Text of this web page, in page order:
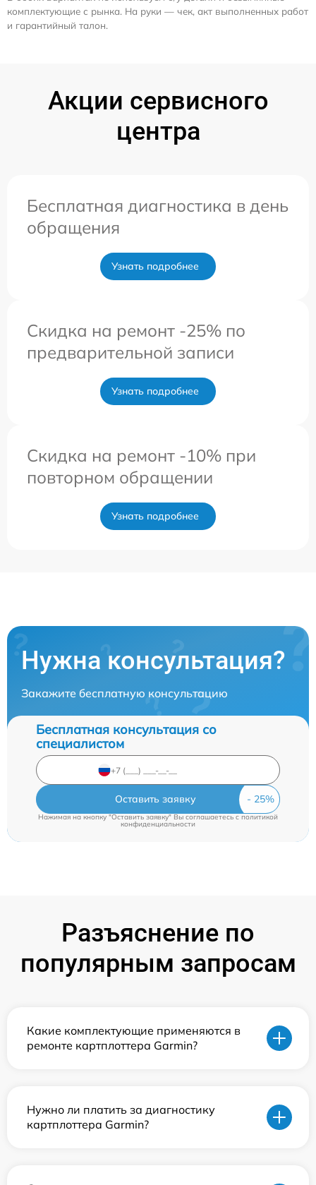
комплектующие с рынка. На руки — чек, акт выполненных работ
и гарантийный талон.
Акции сервисного
центра
Бесплатная диагностика в день
обращения
Узнать подробнее
Скидка на ремонт -25% по
предварительной записи
Узнать подробнее
Скидка на ремонт -10% при
повторном обращении
Узнать подробнее
Нужна консультация?
Закажите бесплатную консультацию
Бесплатная консультация со
специалистом
Оставить заявку
Нажимая на кнопку "Оставить заявку" Вы соглашаетесь cполитикой
конфиденциальности
Разъяснение по
популярным запросам
Какие комплектующие применяются в
ремонте картплоттера Garmin?
Нужно ли платить за диагностику
картплоттера Garmin?